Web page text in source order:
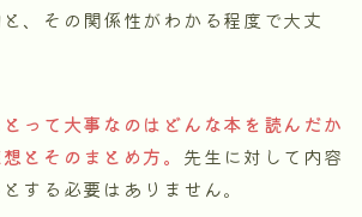
、その関係性がわかる程度で大丈
って大事なのはどんな本を読んだか
とそのまとめ方。 先生に対して内容
する必要はありません。